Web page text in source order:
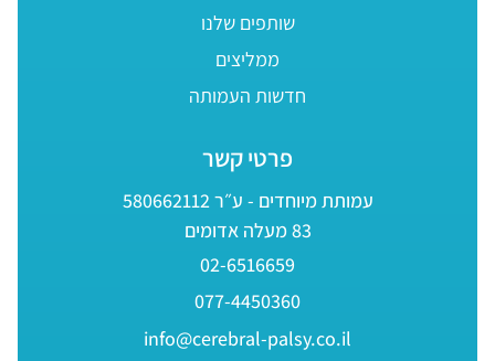
שותפים שלנו
ממליצים
חדשות העמותה
פרטי קשר
עמותת מיוחדים - ע״ר 580662112
83 מעלה אדומים
02-6516659
077-4450360
info@cerebral-palsy.co.il